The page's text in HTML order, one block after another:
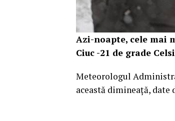
Azi-noapte, cele mai
Ciuc -21 de grade
Meteorologul
această dimineață, date